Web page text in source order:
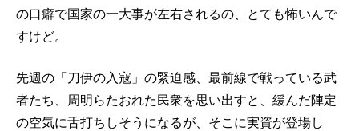
の口癖で国家の一大事が左右されるの、とても怖いんで
すけど。
先週の「刀伊の入寇」の緊迫感、最前線で戦っている武
者たち、周明らたおれた民衆を思い出すと、緩んだ陣定
の空気に舌打ちしそうになるが、そこに実資が登場し